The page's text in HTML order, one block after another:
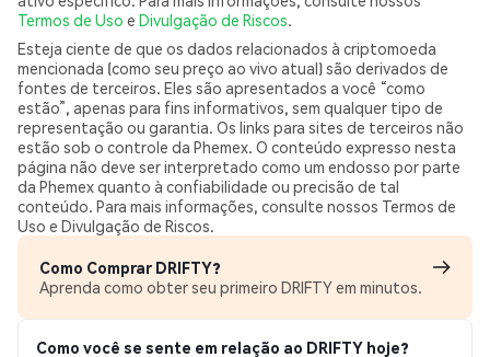
Termos de Uso e Divulgação de Riscos.
Esteja ciente de que os dados relacionados à criptomoeda
mencionada (como seu preço ao vivo atual) são derivados de
fontes de terceiros. Eles são apresentados a você “como
estão”, apenas para fins informativos, sem qualquer tipo de
representação ou garantia. Os links para sites de terceiros não
estão sob o controle da Phemex. O conteúdo expresso nesta
página não deve ser interpretado como um endosso por parte
da Phemex quanto à confiabilidade ou precisão de tal
conteúdo. Para mais informações, consulte nossos Termos de
Uso e Divulgação de Riscos.
Como Comprar DRIFTY?
Aprenda como obter seu primeiro DRIFTY em minutos.
Como você se sente em relação ao DRIFTY hoje?